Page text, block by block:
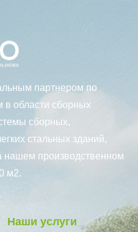
партнером по
области сборных
сборных,
стальных зданий,
нашем производственном
м2.
Наши услуги